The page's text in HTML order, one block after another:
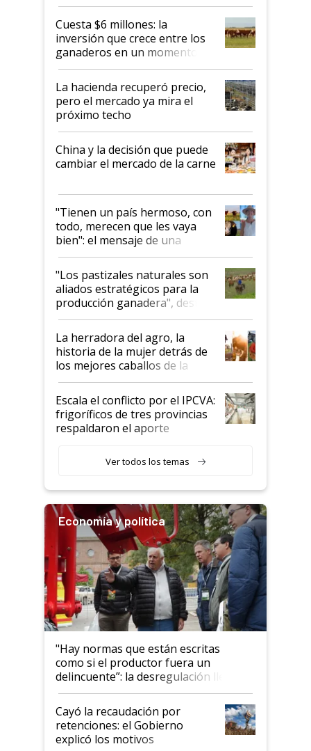
toca a algún productor”
Cuesta $6 millones: la
inversión que crece entre los
ganaderos en un momento
histórico para la actividad
La hacienda recuperó precio,
pero el mercado ya mira el
próximo techo
China y la decisión que puede
cambiar el mercado de la carne
"Tienen un país hermoso, con
todo, merecen que les vaya
bien": el mensaje de una
ganadera uruguaya sobre las
oportunidades que se abren
para el agro en Argentina, con
foco en la carne
"Los pastizales naturales son
aliados estratégicos para la
producción ganadera", destaca
la iniciativa que ya reúne a 46
establecimientos en Argentina
La herradora del agro, la
historia de la mujer detrás de
los mejores caballos de la
Argentina y los mitos que
todavía hacen sufrir a estos
animales: "Mientras me
descalificaban, yo seguí
haciendo currículum"
Escala el conflicto por el IPCVA:
frigoríficos de tres provincias
respaldaron el aporte
Ver todos los temas
Economía y política
"Hay normas que están escritas
como si el productor fuera un
delincuente”: la desregulación llegó
al Congreso Aapresid y hasta se
habló del financiamiento al IPCVA
Cayó la recaudación por
retenciones: el Gobierno
explicó los motivos